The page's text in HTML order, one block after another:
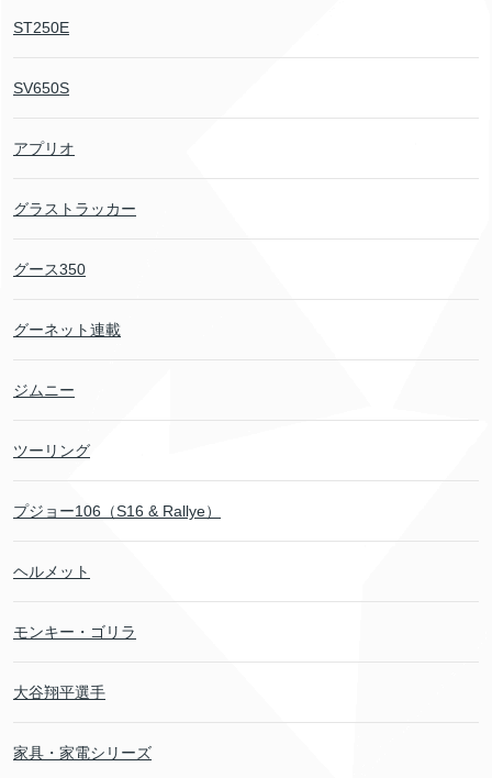
ST250E
SV650S
アプリオ
グラストラッカー
グース350
グーネット連載
ジムニー
ツーリング
プジョー106（S16 & Rallye）
ヘルメット
モンキー・ゴリラ
大谷翔平選手
家具・家電シリーズ